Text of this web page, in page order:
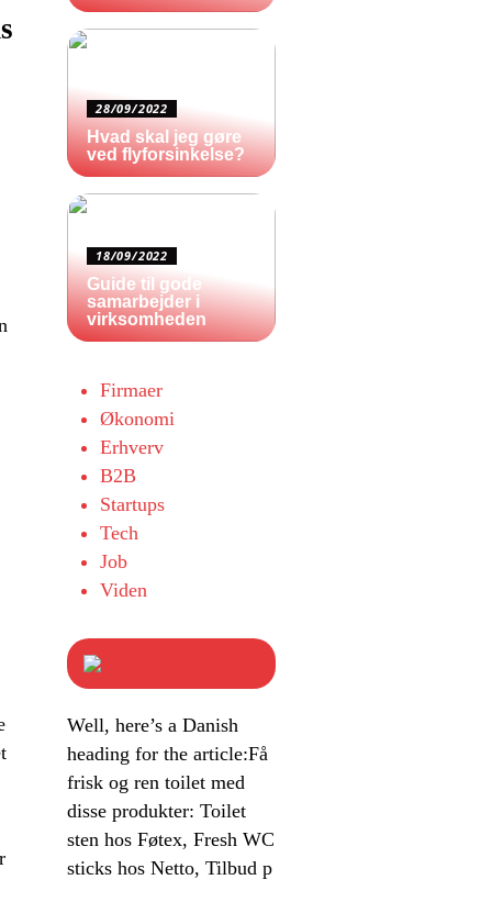
28/09/2022
Hvad skal jeg gøre
ved flyforsinkelse?
18/09/2022
Guide til gode
samarbejder i
virksomheden
Firmaer
Økonomi
Erhverv
B2B
Startups
Tech
Job
Viden
Well, here’s a Danish
heading for the article:Få
frisk og ren toilet med
disse produkter: Toilet
sten hos Føtex, Fresh WC
sticks hos Netto, Tilbud p